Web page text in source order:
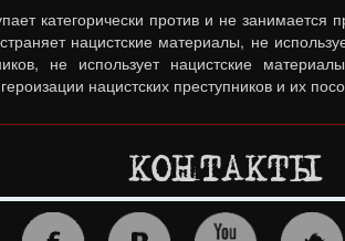
категорически против и не занимается
нацистские материалы, не
не использует нацистские
нацистских преступников и их
КОНТАКТЫ